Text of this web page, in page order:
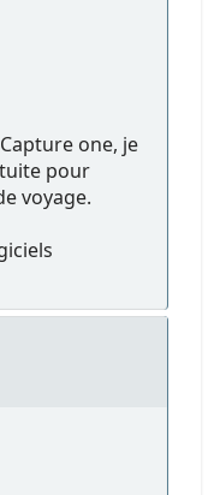
one, je
pour
voyage.